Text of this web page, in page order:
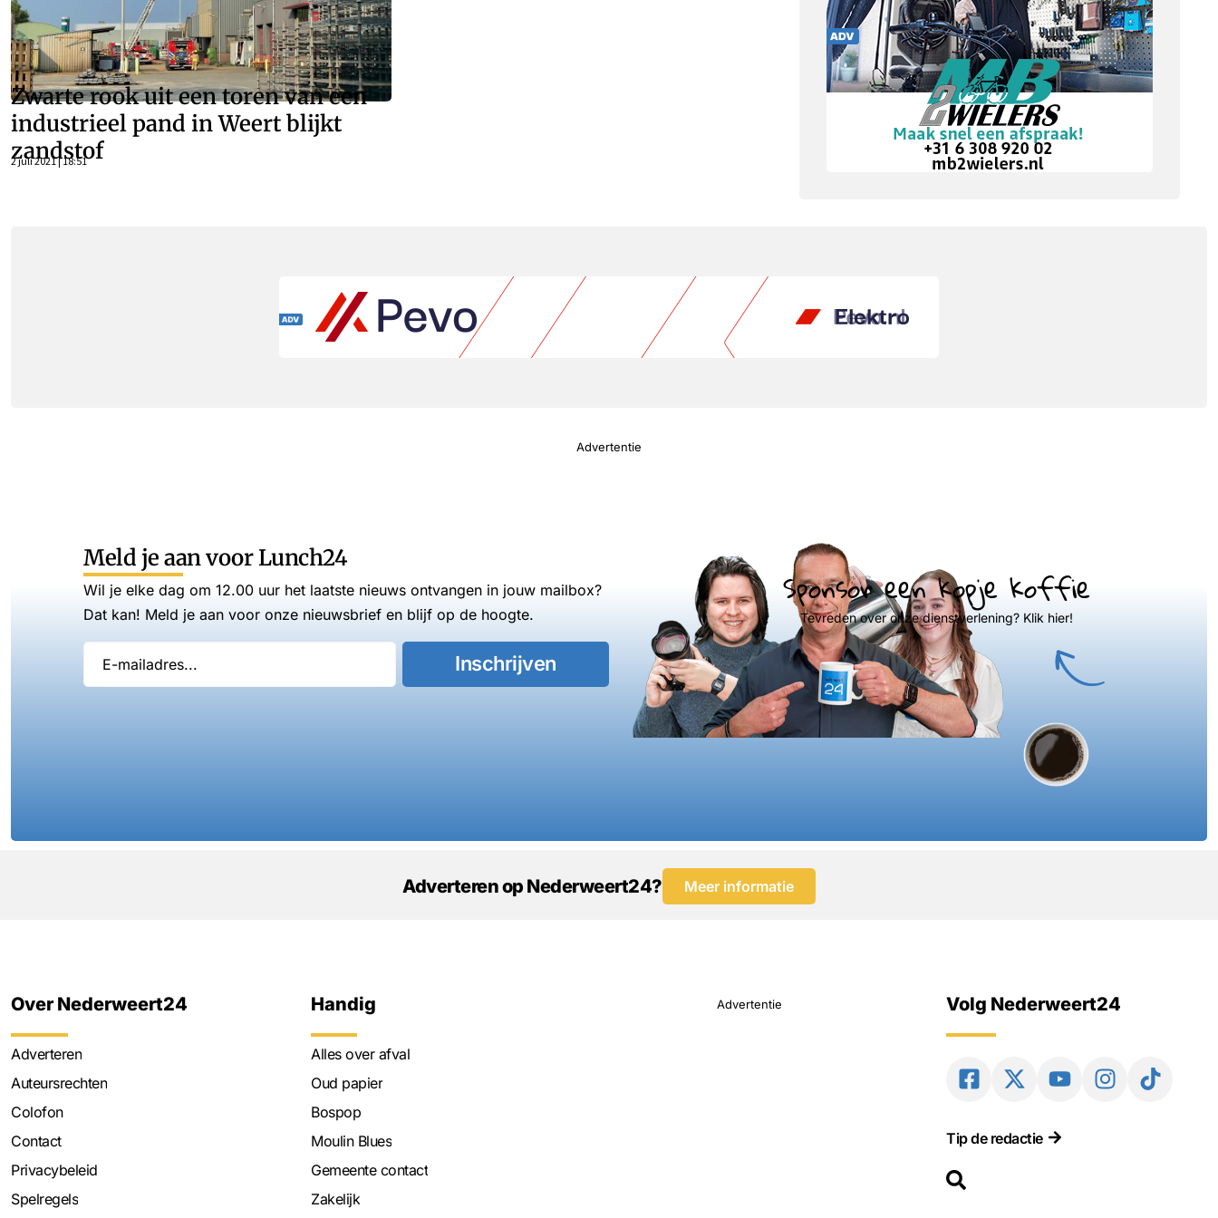
Zwarte rook uit een toren van een
industrieel pand in Weert blijkt
zandstof
2 juli 2021 | 18:51
Advertentie
Meld je aan voor Lunch24
Wil je elke dag om 12.00 uur het laatste nieuws ontvangen in jouw mailbox?
Dat kan! Meld je aan voor onze nieuwsbrief en blijf op de hoogte.
Inschrijven
Sponsor een kopje koffie
Tevreden over onze dienstverlening? Klik hier!
Adverteren op Nederweert24? Meer informatie
Over Nederweert24
Adverteren
Auteursrechten
Colofon
Contact
Privacybeleid
Spelregels
Handig
Alles over afval
Oud papier
Bospop
Moulin Blues
Gemeente contact
Zakelijk
Advertentie Volg Nederweert24
Tip de redactie